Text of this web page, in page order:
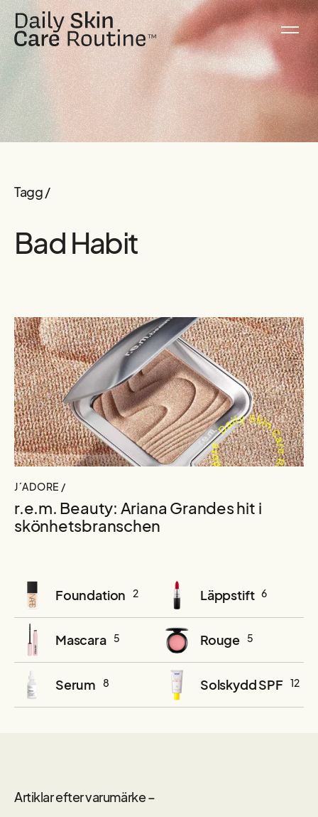
Tagg /
Bad Habit
J´ADORE /
r.e.m. Beauty: Ariana Grandes hit i
skönhetsbranschen
Foundation 2 Läppstift 6
Mascara 5 Rouge 5
Serum 8 Solskydd SPF 12
Artiklar efter varumärke –